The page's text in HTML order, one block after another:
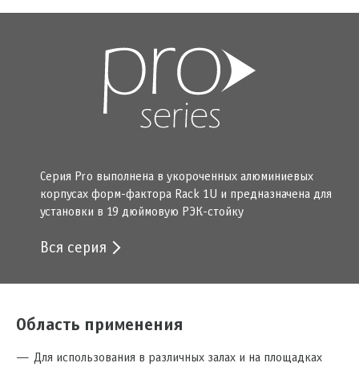
Серия Pro выполнена в укороченных алюминиевых
корпусах форм-фактора Rack 1U и предназначена для
установки в 19 дюймовую РЭК-стойку
Вся серия
Область применения
Для использования в различных залах и на площадках